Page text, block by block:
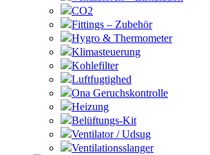
CO2
Fittings – Zubehör
Hygro & Thermometer
Klimasteuerung
Kohlefilter
Luftfugtighed
Ona Geruchskontrolle
Heizung
Belüftungs-Kit
Ventilator / Udsug
Ventilationsslanger